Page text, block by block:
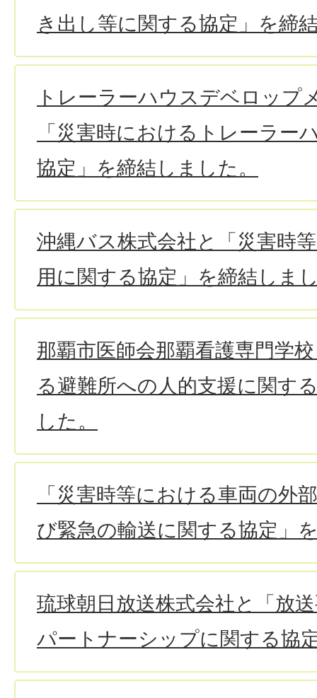
き出し等に関する協定」を締
トレーラーハウスデベロップ
「災害時におけるトレーラー
協定」を締結しました。
沖縄バス株式会社と「災害時
用に関する協定」を締結しま
那覇市医師会那覇看護専門学
る避難所への人的支援に関す
した。
「災害時等における車両の外
び緊急の輸送に関する協定」
琉球朝日放送株式会社と「放
パートナーシップに関する協